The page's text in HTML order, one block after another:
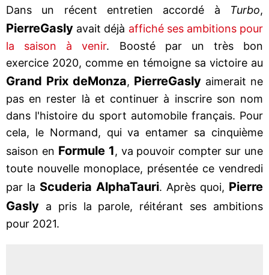
Dans un récent entretien accordé à Turbo,
PierreGasly avait déjà affiché ses ambitions pour
la saison à venir. Boosté par un très bon
exercice 2020, comme en témoigne sa victoire au
Grand Prix deMonza, PierreGasly aimerait ne
pas en rester là et continuer à inscrire son nom
dans l'histoire du sport automobile français. Pour
cela, le Normand, qui va entamer sa cinquième
saison en Formule 1, va pouvoir compter sur une
toute nouvelle monoplace, présentée ce vendredi
par la Scuderia AlphaTauri. Après quoi, Pierre
Gasly a pris la parole, réitérant ses ambitions
pour 2021.